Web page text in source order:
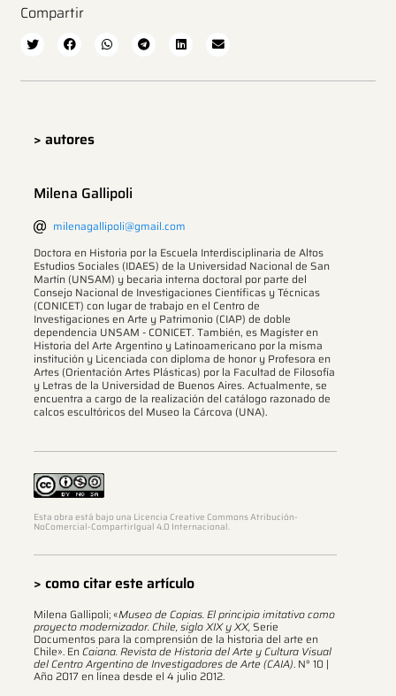
Compartir
> autores
Milena Gallipoli
milenagallipoli@gmail.com
Doctora en Historia por la Escuela Interdisciplinaria de Altos
Estudios Sociales (IDAES) de la Universidad Nacional de San
Martín (UNSAM) y becaria interna doctoral por parte del
Consejo Nacional de Investigaciones Científicas y Técnicas
(CONICET) con lugar de trabajo en el Centro de
Investigaciones en Arte y Patrimonio (CIAP) de doble
dependencia UNSAM - CONICET. También, es Magíster en
Historia del Arte Argentino y Latinoamericano por la misma
institución y Licenciada con diploma de honor y Profesora en
Artes (Orientación Artes Plásticas) por la Facultad de Filosofía
y Letras de la Universidad de Buenos Aires. Actualmente, se
encuentra a cargo de la realización del catálogo razonado de
calcos escultóricos del Museo la Cárcova (UNA).
Esta obra está bajo una Licencia Creative Commons Atribución-
NoComercial-CompartirIgual 4.0 Internacional.
> como citar este artículo
Milena Gallipoli; «Museo de Copias. El principio imitativo como
proyecto modernizador. Chile, siglo XIX y XX, Serie
Documentos para la comprensión de la historia del arte en
Chile». EnCaiana. Revista de Historia del Arte y Cultura Visual
del Centro Argentino de Investigadores de Arte (CAIA). N° 10 |
Año 2017 en línea desde el 4 julio 2012.